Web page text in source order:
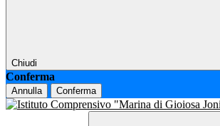
Chiudi
Conferma
Annulla Conferma